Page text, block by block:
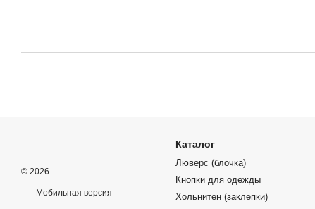
© 2026
Мобильная версия
Каталог
Люверс (блочка)
Кнопки для одежды
Хольнитен (заклепки)